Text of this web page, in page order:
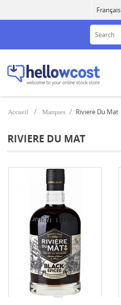
Français
Accueil Marques Riviere Du Mat
RIVIERE DU MAT